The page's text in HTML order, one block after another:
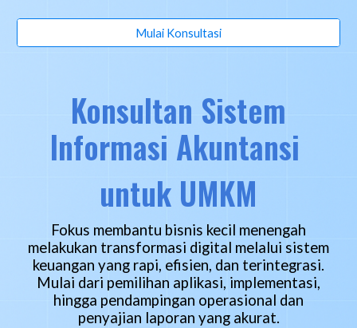
Mulai Konsultasi
Konsultan Sistem
Informasi Akuntansi
untuk UMKM
Fokus membantu bisnis kecil menengah
melakukan transformasi digital melalui sistem
keuangan yang rapi, efisien, dan terintegrasi.
Mulai dari pemilihan aplikasi, implementasi,
hingga pendampingan operasional dan
penyajian laporan yang akurat.